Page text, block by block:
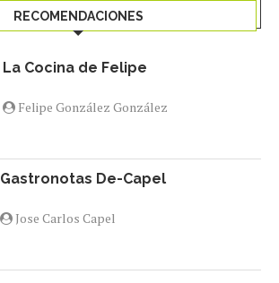
RECOMENDACIONES
La Cocina de Felipe
Felipe González González
Gastronotas De-Capel
Jose Carlos Capel